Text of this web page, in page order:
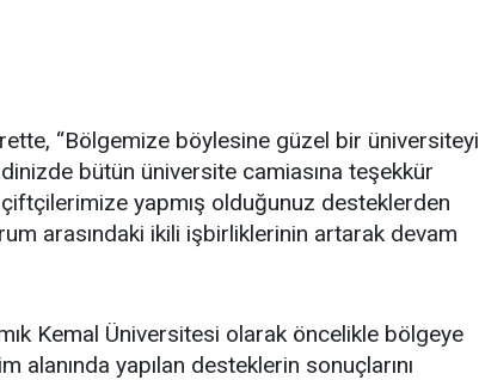
“Bölgemize böylesine güzel bir üniversiteyi
bütün üniversite camiasına teşekkür
yapmış olduğunuz desteklerden
arasındaki ikili işbirliklerinin artarak devam
Kemal Üniversitesi olarak öncelikle bölgeye
alanında yapılan desteklerin sonuçlarını